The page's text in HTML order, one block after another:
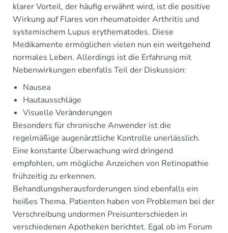
klarer Vorteil, der häufig erwähnt wird, ist die positive
Wirkung auf Flares von rheumatoider Arthritis und
systemischem Lupus erythematodes. Diese
Medikamente ermöglichen vielen nun ein weitgehend
normales Leben. Allerdings ist die Erfahrung mit
Nebenwirkungen ebenfalls Teil der Diskussion:
Nausea
Hautausschläge
Visuelle Veränderungen
Besonders für chronische Anwender ist die
regelmäßige augenärztliche Kontrolle unerlässlich.
Eine konstante Überwachung wird dringend
empfohlen, um mögliche Anzeichen von Retinopathie
frühzeitig zu erkennen.
Behandlungsherausforderungen sind ebenfalls ein
heißes Thema. Patienten haben von Problemen bei der
Verschreibung undormen Preisunterschieden in
verschiedenen Apotheken berichtet. Egal ob im Forum